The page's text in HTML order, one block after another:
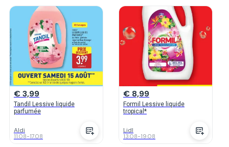
€ 3,99
Tandil Lessive liquide
parfumée
Aldi
11.08-17.08
€ 8,99
Formil Lessive liquide
tropical*
Lidl
13.08-19.08